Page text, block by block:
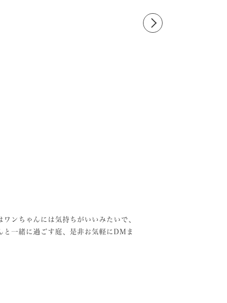
ンちゃんには気持ちがいいみたいで、
一緒に過ごす庭、是非お気軽にDMま